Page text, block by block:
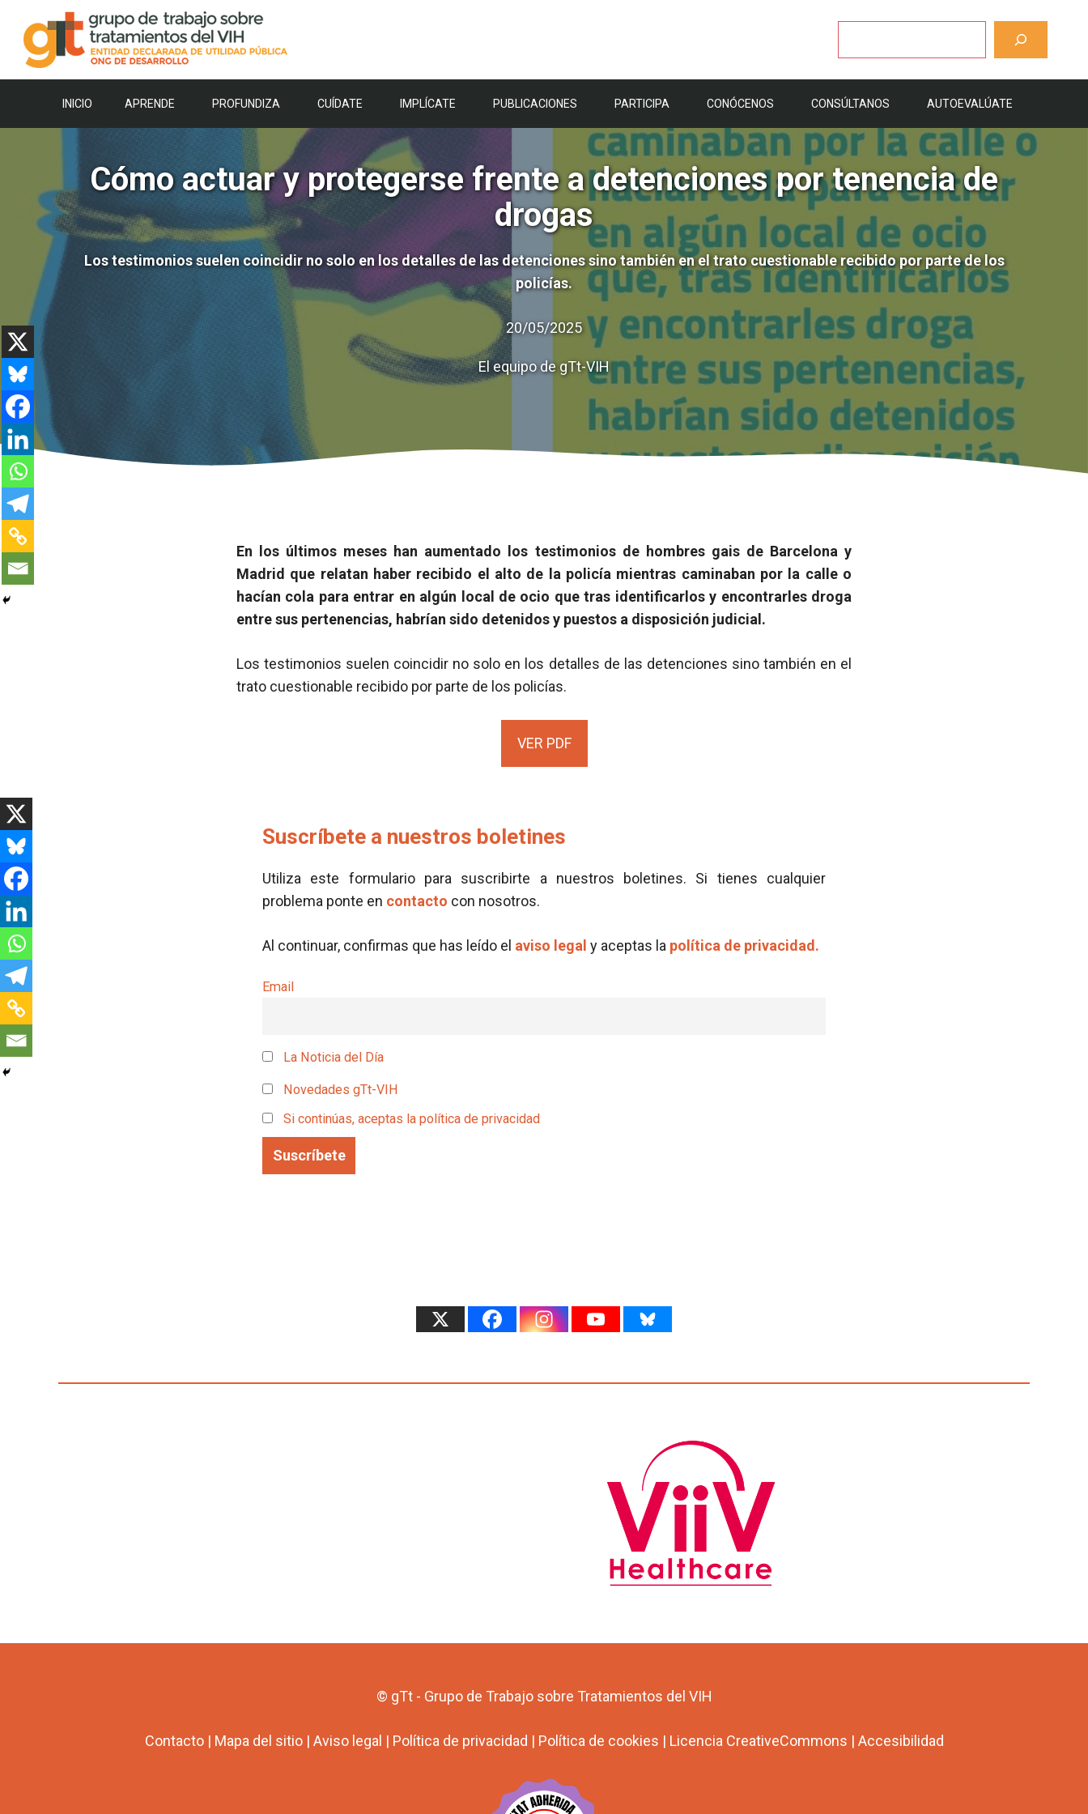
contenido
INICIO APRENDE PROFUNDIZA CUÍDATE IMPLÍCATE PUBLICACIONES PARTICIPA CONÓCENOS CONSÚLTANOS AUTOEVALÚATE
Cómo actuar y protegerse frente a detenciones por tenencia de
drogas
Los testimonios suelen coincidir no solo en los detalles de las detenciones sino también en el trato cuestionable recibido por parte de los
policías.
20/05/2025
El equipo de gTt-VIH
En los últimos meses han aumentado los testimonios de hombres gais de Barcelona y
Madrid que relatan haber recibido el alto de la policía mientras caminaban por la calle o
hacían cola para entrar en algún local de ocio que tras identificarlos y encontrarles droga
entre sus pertenencias, habrían sido detenidos y puestos a disposición judicial.
Los testimonios suelen coincidir no solo en los detalles de las detenciones sino también en el
trato cuestionable recibido por parte de los policías.
VER PDF
Suscríbete a nuestros boletines
Utiliza este formulario para suscribirte a nuestros boletines. Si tienes cualquier
problema ponte en contacto con nosotros.
Al continuar, confirmas que has leído el aviso legal y aceptas la política de privacidad.
Email
La Noticia del Día
Novedades gTt-VIH
Si continúas, aceptas la política de privacidad
© gTt - Grupo de Trabajo sobre Tratamientos del VIH
Contacto| Mapa del sitio| Aviso legal | Política de privacidad | Política de cookies | Licencia CreativeCommons | Accesibilidad